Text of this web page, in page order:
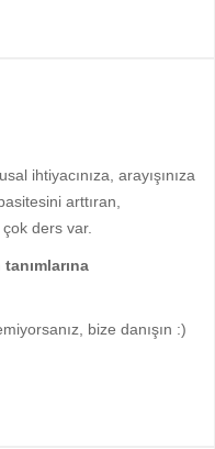
ihtiyacınıza, arayışınıza
arttıran,
ders var.
bize danışın :)